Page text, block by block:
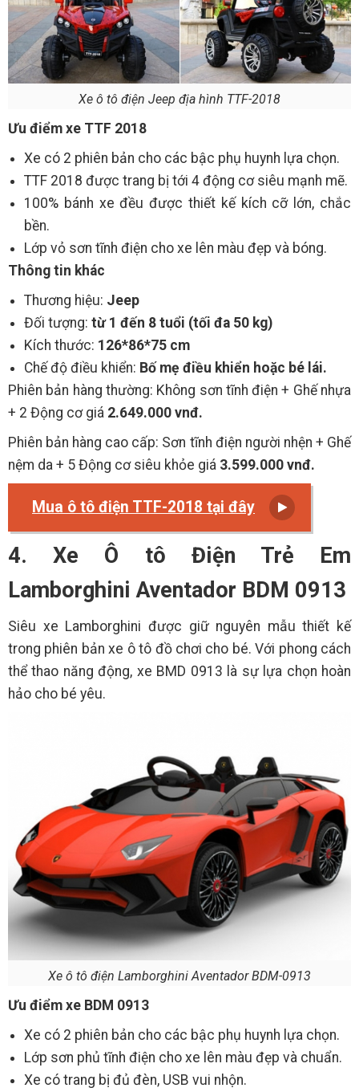
Xe ô tô điện Jeep địa hình TTF-2018
Ưu điểm xe TTF 2018
Xe có 2 phiên bản cho các bậc phụ huynh lựa chọn.
TTF 2018 được trang bị tới 4 động cơ siêu mạnh mẽ.
100% bánh xe đều được thiết kế kích cỡ lớn, chắc
bền.
Lớp vỏ sơn tĩnh điện cho xe lên màu đẹp và bóng.
Thông tin khác
Thương hiệu: Jeep
Đối tượng: từ 1 đến 8 tuổi (tối đa 50 kg)
Kích thước: 126*86*75 cm
Chế độ điều khiển: Bố mẹ điều khiển hoặc bé lái.
Phiên bản hàng thường: Không sơn tĩnh điện + Ghế nhựa
+ 2 Động cơ giá 2.649.000 vnđ.
Phiên bản hàng cao cấp: Sơn tĩnh điện người nhện + Ghế
nệm da + 5 Động cơ siêu khỏe giá 3.599.000 vnđ.
Mua ô tô điện TTF-2018 tại đây
4. Xe Ô tô Điện Trẻ Em
Lamborghini Aventador BDM 0913
Siêu xe Lamborghini được giữ nguyên mẫu thiết kế
trong phiên bản xe ô tô đồ chơi cho bé. Với phong cách
thể thao năng động, xe BMD 0913 là sự lựa chọn hoàn
hảo cho bé yêu.
Xe ô tô điện Lamborghini Aventador BDM-0913
Ưu điểm xe BDM 0913
Xe có 2 phiên bản cho các bậc phụ huynh lựa chọn.
Lớp sơn phủ tĩnh điện cho xe lên màu đẹp và chuẩn.
Xe có trang bị đủ đèn, USB vui nhộn.